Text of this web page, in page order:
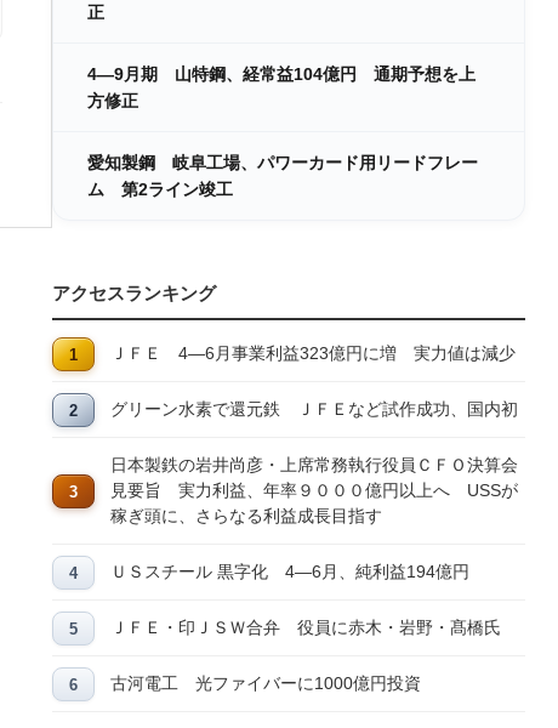
正
4―9月期 山特鋼、経常益104億円 通期予想を上
方修正
愛知製鋼 岐阜工場、パワーカード用リードフレー
ム 第2ライン竣工
アクセスランキング
ＪＦＥ 4―6月事業利益323億円に増 実力値は減少
グリーン水素で還元鉄 ＪＦＥなど試作成功、国内初
日本製鉄の岩井尚彦・上席常務執行役員ＣＦＯ決算会
見要旨 実力利益、年率９０００億円以上へ USSが
稼ぎ頭に、さらなる利益成長目指す
ＵＳスチール 黒字化 4―6月、純利益194億円
ＪＦＥ・印ＪＳＷ合弁 役員に赤木・岩野・髙橋氏
古河電工 光ファイバーに1000億円投資